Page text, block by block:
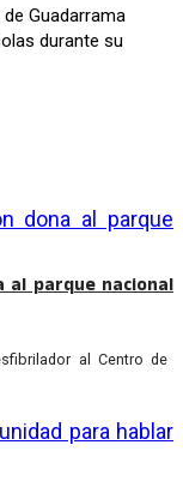
Guadarrama
durante su
al parque nacional
al Centro de